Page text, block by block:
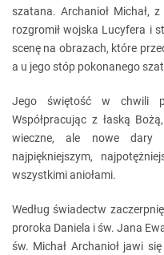
szatana. Archanioł Michał,
rozgromił wojska Lucyfera i
scenę na obrazach, które
a u jego stóp pokonanego
Jego świętość w chwili
Współpracując z łaską
wieczne, ale nowe
najpiękniejszym,
wszystkimi aniołami.
Według świadectw
proroka Daniela i św. Jana
św. Michał Archanioł jawi